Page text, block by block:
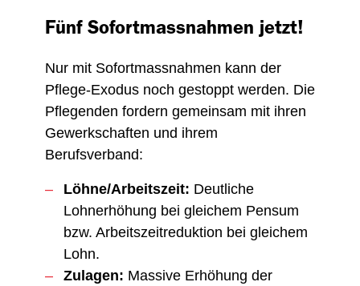
Fünf Sofortmassnahmen jetzt!
Nur mit Sofortmassnahmen kann der
Pflege-Exodus noch gestoppt werden. Die
Pflegenden fordern gemeinsam mit ihren
Gewerkschaften und ihrem
Berufsverband:
Löhne/Arbeitszeit: Deutliche
Lohnerhöhung bei gleichem Pensum
bzw. Arbeitszeitreduktion bei gleichem
Lohn.
Zulagen: Massive Erhöhung der